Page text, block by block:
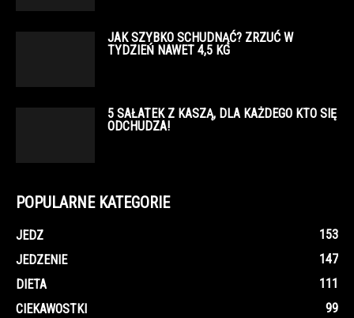
JAK SZYBKO SCHUDNĄĆ? ZRZUĆ W
TYDZIEŃ NAWET 4,5 KG
5 SAŁATEK Z KASZĄ, DLA KAŻDEGO KTO SIĘ
ODCHUDZA!
POPULARNE KATEGORIE
JEDZ
153
JEDZENIE
147
DIETA
111
CIEKAWOSTKI
99